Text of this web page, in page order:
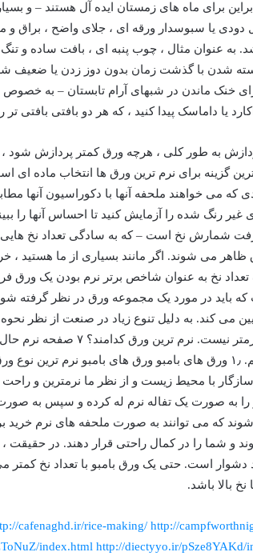
برای ماه های زمستان ایده آل هستند – و
دودی یا سبوسدار ورقه ای ، جلای واضح ،
به عنوان مثال ، چوب پنبه ای ، بافت ساده و
شدن با گذشت زمان بدون دوز زدن یا ضعیف
برای خنک ماندن در شبهای آرام تابستان – به
یا داماسک پیدا کنید ، که هر دو بافتی بافتی
به طور کلی ، هرچه ورق کمتر پردازش شود
گزینه برای نرم ترین ورق ها انتخاب ماده
که می خواهند ملحفه آنها با دکوراسیون آنها
غیر رنگ شده را آزمایش کنید تا احساس آنها را
شمارش نخ است – که به سادگی تعداد نخ
ظاهر می شوند. اگر مانند بسیاری از ما هستید ،
تعداد نخ به عنوان شاخص برتر نرم بودن یک ورق
باید در مورد یک مجموعه ورق در نظر گرفته
می کند. به دلیل تنوع زیاد در صنعت از نظر
یک ورق نرمتر نیست. نرم
ها بپردازیم. ۱٫ ورق های بامبو ورق های بامبو نرم
سازگار با محیط زیست و از نظر ما نرمترین و
را به صورت یک تفاله نرم له کرده و سپس به
که می توانند به صورت ملحفه های نرم خرید
و شما را در کمال راحتی قرار دهند. در حقیقت ،
دشوار است. حتی یک ورق بامبو با تعداد نخ کمتر
بالا باشد.
cafenaghd.ir/rice-making/ http://
index.html http://diectyyo.ir/pSze8YAKd/